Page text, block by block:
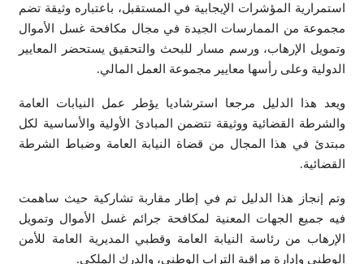
استمرارية المؤشرات الإيجابية في المستقبل، باعتباره وثيقة تضم
مجموعة من الممارسات الجيدة في مجال مكافحة غسل الأموال
وتمويل الإرهاب، ورسم مسار للبحث والتحقيق يستحضر المعايير
الدولية وعلى رأسها معايير مجموعة العمل المالي.
ويعد هذا الدليل مرجعا استرشاديا يؤطر عمل النيابات العامة
والشرطة القضائية ووثيقة تتضمن المبادئ الأولية والأساسية لكل
مبتدئ في هذا المجال من قضاة النيابة العامة وضباط الشرطة
القضائية.
وتم إنجاز هذا الدليل تم في إطار مقاربة تشاركية حيث ساهمت
فيه جميع الجهات المعنية لمكافحة جرائم غسل الأموال وتمويل
الإرهاب من رئاسة النيابة العامة وقطبي المديرية العامة للأمن
الوطني وإدارة مراقبة التراب الوطني، والدرك الملكي.